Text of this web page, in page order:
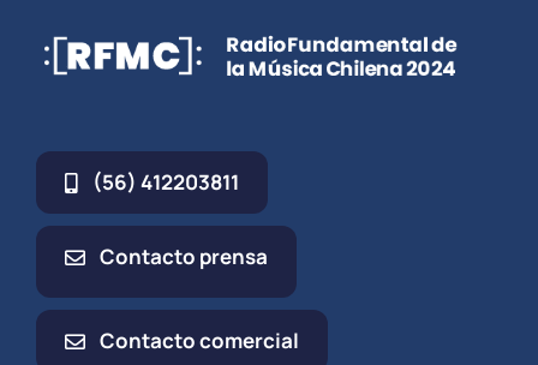
(56) 412203811
Contacto prensa
Contacto comercial